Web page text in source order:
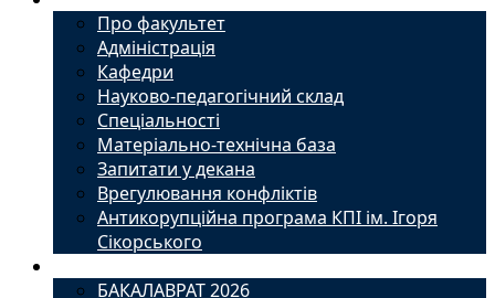
Про факультет
Адміністрація
Кафедри
Науково-педагогічний склад
Спеціальності
Матеріально-технічна база
Запитати у декана
Врегулювання конфліктів
Антикорупційна програма КПІ ім. Ігоря
Сікорського
БАКАЛАВРАТ 2026